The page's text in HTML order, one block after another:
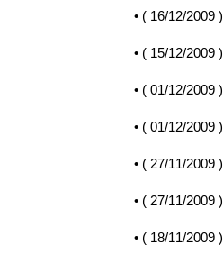
• ( 16/12/2009)
• ( 15/12/2009)
• ( 01/12/2009)
• ( 01/12/2009)
• ( 27/11/2009)
• ( 27/11/2009)
• ( 18/11/2009)